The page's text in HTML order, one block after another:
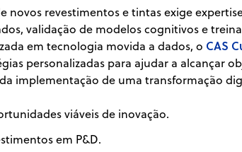
novos revestimentos e tintas exige
validação de modelos cognitivos e
em tecnologia movida a dados, o CAS
personalizadas para ajudar a alcançar
implementação de uma transformação
viáveis de inovação.
em P&D.